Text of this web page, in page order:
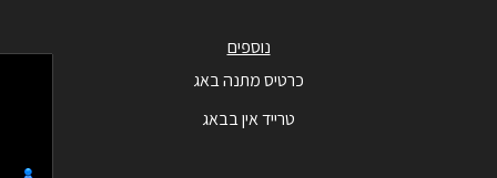
נוספים
כרטיס מתנה באג
טרייד אין בבאג